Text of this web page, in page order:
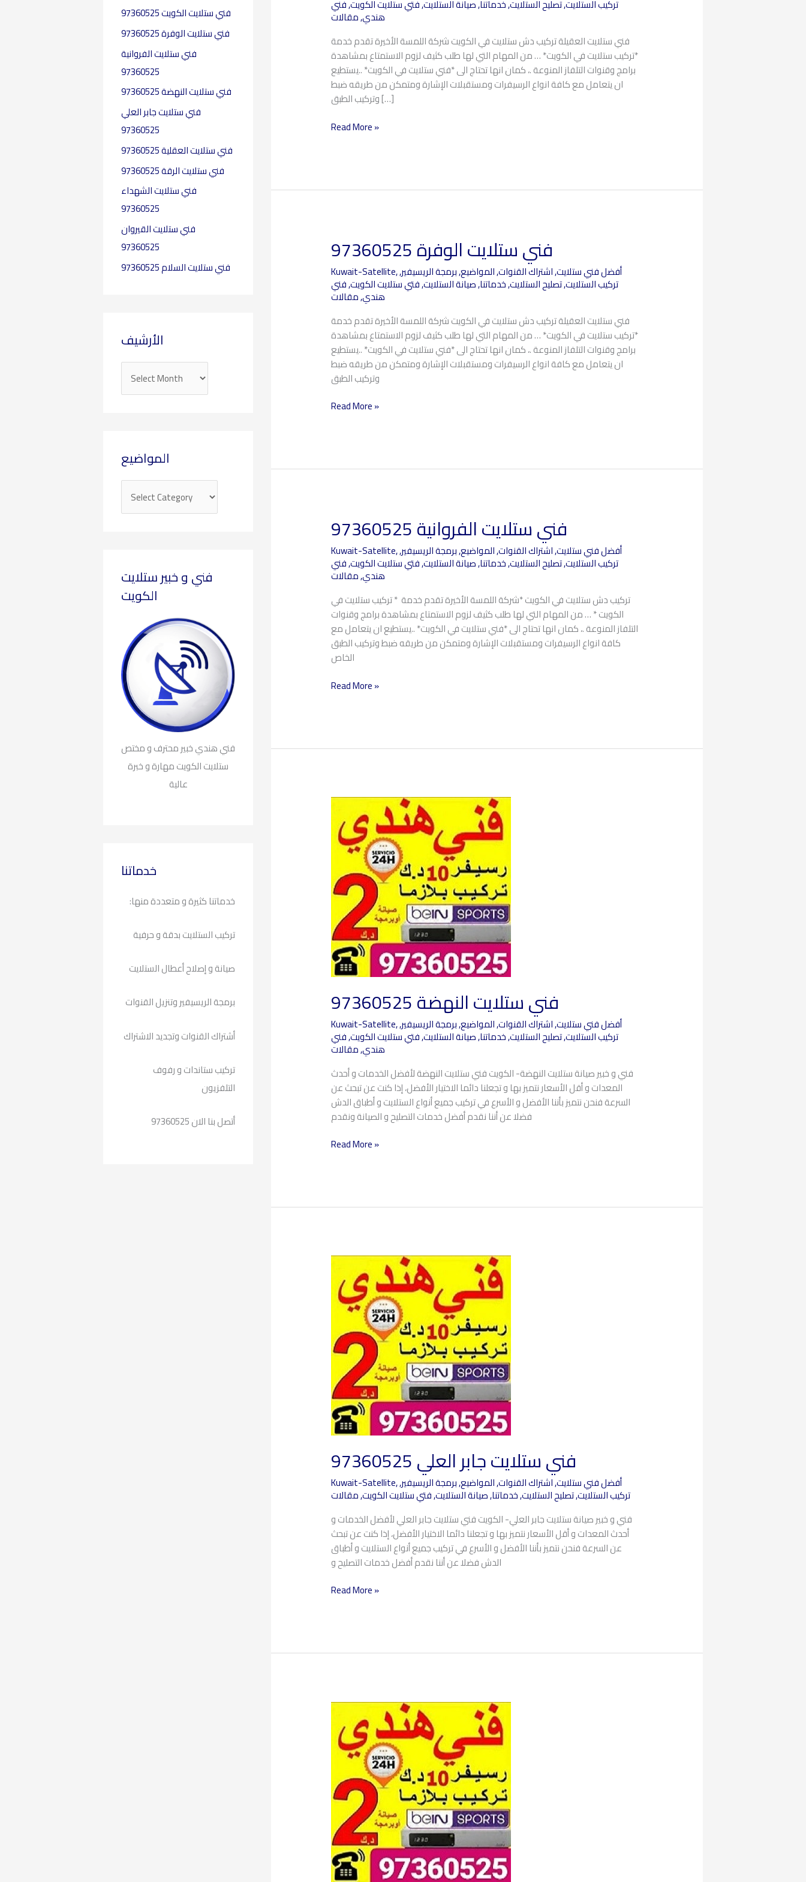
f
o
r
:
فني ستلايت الكويت 97360525
فني ستلايت الوفرة 97360525
فني ستلايت الفروانية
97360525
فني ستلايت النهضة 97360525
فني ستلايت جابر العلي
97360525
فني ستلايت العقلية​ 97360525
فني ستلايت الرقة 97360525
فني ستلايت الشهداء
97360525
فني ستلايت القيروان
97360525
فني ستلايت السلام 97360525
الأرشيف
المواضيع
فني و خبير ستلايت
الكويت
فني هندي خبير محترف و مختص
ستلايت الكويت مهارة و خبرة
عالية
خدماتنا
خدماتنا كثيرة و متعددة منها:
تركيب الستلايت بدقة و حرفية
صيانة و إصلاح أعطال الستلايت
برمجة الريسيفير وتنزيل القنوات
أشتراك القنوات وتجديد الاشتراك
تركيب ستاندات و رفوف
التلفزيون
أتصل بنا الان 97360525
تركيب الستلايت,تصليح الستلايت,خدماتنا,صيانة الستلايت,فتي ستلايت الكويت,فني
هندي,مقالات
فني ستلايت العقيلة تركيب دش ستلايت في الكويت شركة اللمسة الأخيرة تقدم خدمة
*تركيب ستلايت في الكويت* … من المهام التي لها طلب كثيف لزوم الاستمتاع بمشاهدة
برامج وقنوات التلفاز المنوعة .، كمان انها تحتاج الى *فني ستلايت في الكويت* ..يستطيع
ان يتعامل مع كافة انواع الرسيفرات ومستقبلات الإشارة ومتمكن من طريقه ضبط
وتركيب الطبق […]
97360525
Read More »
فني ستلايت الوفرة 97360525
Kuwait-Satellite, أفضل فني ستلايت,اشتراك القنوات,المواضيع,برمجة الريسيفير,
تركيب الستلايت,تصليح الستلايت,خدماتنا,صيانة الستلايت,فتي ستلايت الكويت,فني
هندي,مقالات
فني ستلايت العقيلة تركيب دش ستلايت في الكويت شركة اللمسة الأخيرة تقدم خدمة
*تركيب ستلايت في الكويت* … من المهام التي لها طلب كثيف لزوم الاستمتاع بمشاهدة
برامج وقنوات التلفاز المنوعة .، كمان انها تحتاج الى *فني ستلايت في الكويت* ..يستطيع
ان يتعامل مع كافة انواع الرسيفرات ومستقبلات الإشارة ومتمكن من طريقه ضبط
وتركيب الطبق
فني
ستلايت
الوفرة
97360525
Read More »
فني ستلايت الفروانية 97360525
Kuwait-Satellite, أفضل فني ستلايت,اشتراك القنوات,المواضيع,برمجة الريسيفير,
تركيب الستلايت,تصليح الستلايت,خدماتنا,صيانة الستلايت,فتي ستلايت الكويت,فني
هندي,مقالات
تركيب دش ستلايت في الكويت *شركة اللمسة الأخيرة تقدم خدمة * تركيب ستلايت في
الكويت * … من المهام التي لها طلب كثيف لزوم الاستمتاع بمشاهدة برامج وقنوات
التلفاز المنوعة .، كمان انها تحتاج الى *فني ستلايت في الكويت* ..يستطيع ان يتعامل مع
كافة انواع الرسيفرات ومستقبلات الإشارة ومتمكن من طريقه ضبط وتركيب الطبق
الخاص
فني
ستلايت
الفروانية
97360525
Read More »
فني ستلايت النهضة 97360525
Kuwait-Satellite, أفضل فني ستلايت,اشتراك القنوات,المواضيع,برمجة الريسيفير,
تركيب الستلايت,تصليح الستلايت,خدماتنا,صيانة الستلايت,فتي ستلايت الكويت,فني
هندي,مقالات
فني و خبير صيانة ستلايت النهضة- الكويت فني ستلايت النهضة لأفضل الخدمات و أحدث
المعدات و أقل الأسعار نتميز بها و تجعلنا دائما الاختيار الأفضل، إذا كنت عن تبحث عن
السرعة فنحن نتميز بأننا الأفضل و الأسرع في تركيب جميع أنواع الستلايت و أطباق الدش
فضلا عن أننا نقدم أفضل خدمات التصليح و الصيانة ونقدم
فني
ستلايت
النهضة
97360525
Read More »
فني ستلايت جابر العلي 97360525
Kuwait-Satellite, أفضل فني ستلايت,اشتراك القنوات,المواضيع,برمجة الريسيفير,
تركيب الستلايت,تصليح الستلايت,خدماتنا,صيانة الستلايت,فتي ستلايت الكويت,مقالات
فني و خبير صيانة ستلايت جابر العلي- الكويت فني ستلايت جابر العلي لأفضل الخدمات و
أحدث المعدات و أقل الأسعار نتميز بها و تجعلنا دائما الاختيار الأفضل، إذا كنت عن تبحث
عن السرعة فنحن نتميز بأننا الأفضل و الأسرع في تركيب جميع أنواع الستلايت و أطباق
الدش فضلا عن أننا نقدم أفضل خدمات التصليح و
فني
ستلايت
جابر
العلي
97360525
Read More »
فني
ستلايت
العقلية​
97360525